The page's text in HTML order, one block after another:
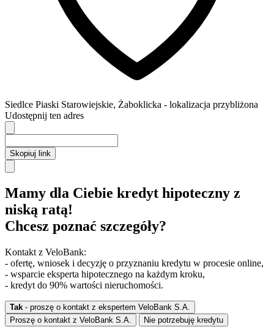
Siedlce Piaski Starowiejskie, Żaboklicka - lokalizacja przybliżona
Udostępnij ten adres
Skopiuj link
Mamy dla Ciebie kredyt hipoteczny z
niską ratą!
Chcesz poznać szczegóły?
Kontakt z VeloBank:
- ofertę, wniosek i decyzję o przyznaniu kredytu w procesie online,
- wsparcie eksperta hipotecznego na każdym kroku,
- kredyt do 90% wartości nieruchomości.
Tak - proszę o kontakt z ekspertem VeloBank S.A.
Proszę o kontakt z VeloBank S.A.
Nie potrzebuję kredytu